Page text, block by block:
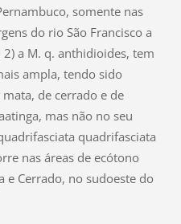
somente nas
do rio São Francisco a
a M. q. anthidioides, tem
ampla, tendo sido
de cerrado e de
mas não no seu
quadrifasciata
nas áreas de ecótono
e Cerrado, no sudoeste do